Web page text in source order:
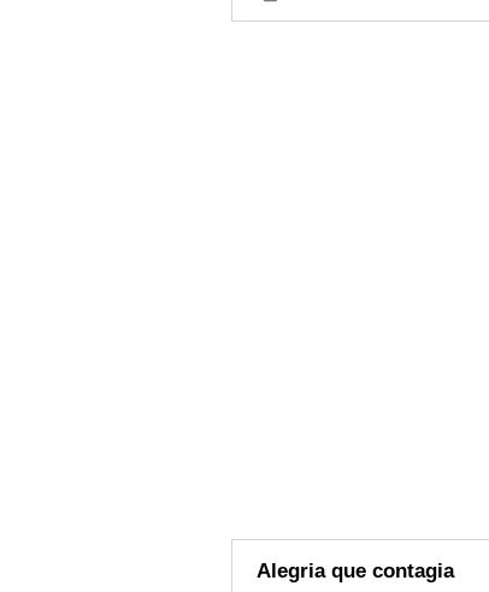
Alegria que contagia